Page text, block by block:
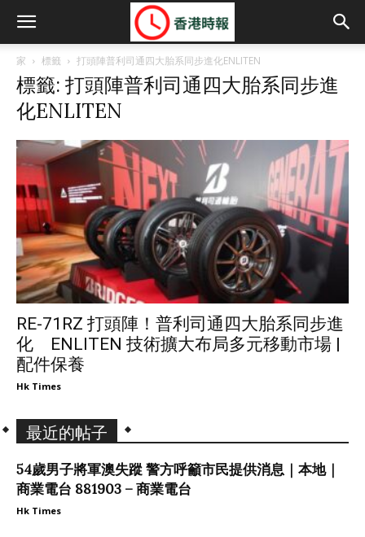
家 標籤 打頭陣普利司通四大胎系同步進化ENLITEN
標籤: 打頭陣普利司通四大胎系同步進
化ENLITEN
RE-71RZ 打頭陣！普利司通四大胎系同步進
化 ENLITEN 技術擴大布局多元移動市場 |
配件保養
Hk Times
最近的帖子
54歲男子將軍澳失蹤 警方呼籲市民提供消息｜本地｜
商業電台 881903 – 商業電台
Hk Times